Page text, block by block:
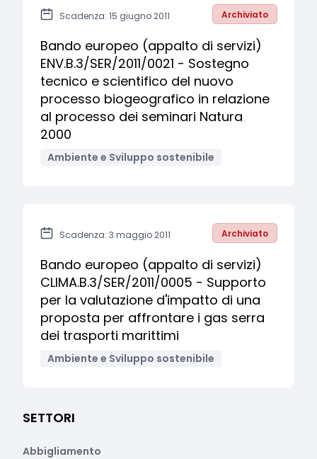
Scadenza: 15 giugno 2011 Archiviato
Bando europeo (appalto di servizi)
ENV.B.3/SER/2011/0021 - Sostegno
tecnico e scientifico del nuovo
processo biogeografico in relazione
al processo dei seminari Natura
2000
Ambiente e Sviluppo sostenibile
Scadenza: 3 maggio 2011 Archiviato
Bando europeo (appalto di servizi)
CLIMA.B.3/SER/2011/0005 - Supporto
per la valutazione d'impatto di una
proposta per affrontare i gas serra
dei trasporti marittimi
Ambiente e Sviluppo sostenibile
SETTORI
Abbigliamento